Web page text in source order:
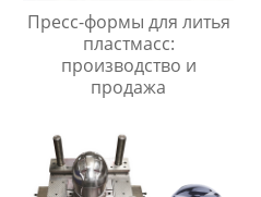
Пресс-формы для литья
пластмасс:
производство и
продажа